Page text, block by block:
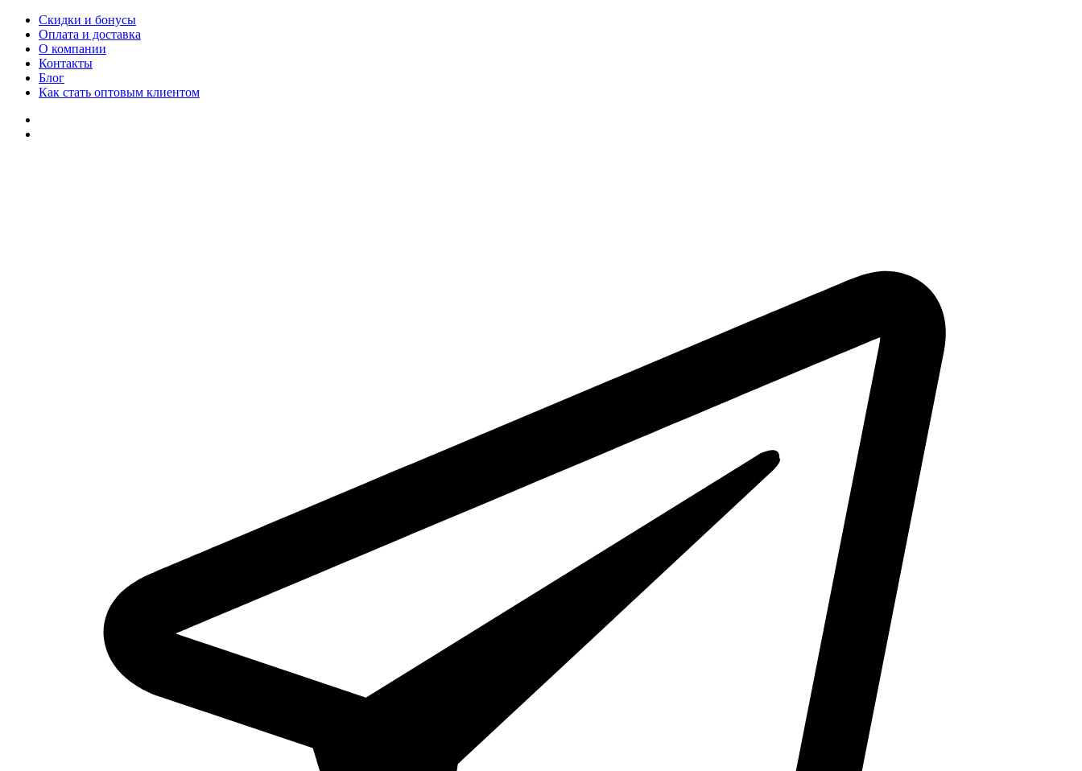
Скидки и бонусы
Оплата и доставка
О компании
Контакты
Блог
Как стать оптовым клиентом